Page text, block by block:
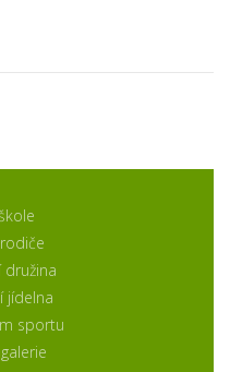
družina
jídelna
sportu